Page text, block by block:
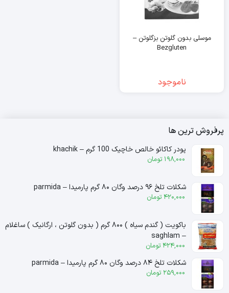
موسلی بدون گلوتن بزگلوتن –
Bezgluten
ناموجود
پرفروش ترین ها
پودر کاکائو خالص خاچیک 100 گرم – khachik
198,000 تومان
شکلات تلخ ۹۶ درصد وگان ۸۰ گرم پارمیدا – parmida
420,000 تومان
باکویت ( گندم سیاه ) ۸۰۰ گرم ( بدون گلوتن ، ارگانیک ) ساغلام
– saghlam
424,000 تومان
شکلات تلخ ۸۴ درصد وگان ۸۰ گرم پارمیدا – parmida
259,000 تومان